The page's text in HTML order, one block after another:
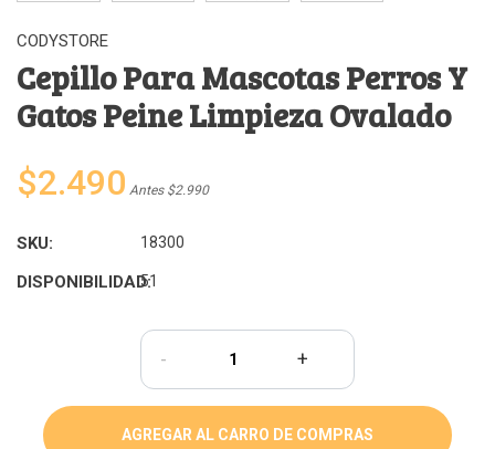
CODYSTORE
Cepillo Para Mascotas Perros Y
Gatos Peine Limpieza Ovalado
$2.490 Antes $2.990
SKU: 18300
DISPONIBILIDAD:
51
- +